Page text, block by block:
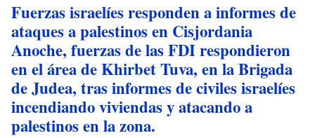
Fuerzas israelíes responden a informes de
ataques a palestinos en Cisjordania
Anoche, fuerzas de las FDI respondieron
en el área de Khirbet Tuva, en la Brigada
de Judea, tras informes de civiles israelíes
incendiando viviendas y atacando a
palestinos en la zona.